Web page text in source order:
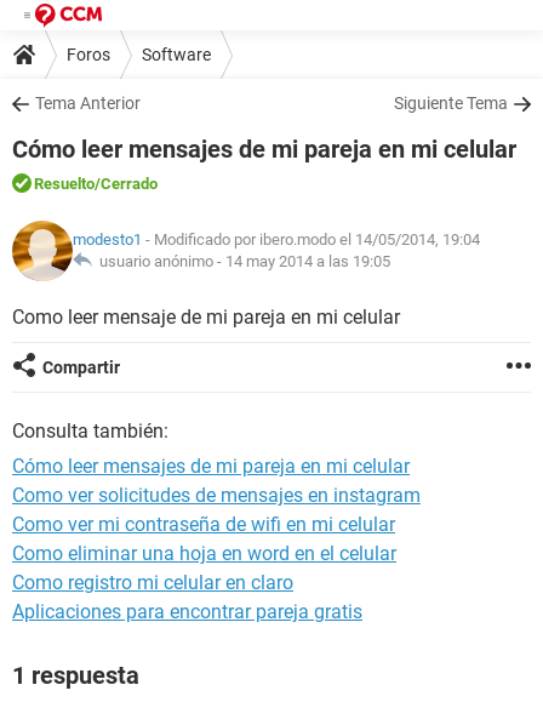
Foros Software
Tema Anterior Siguiente Tema
Cómo leer mensajes de mi pareja en mi celular
Resuelto/Cerrado
modesto1 - Modificado por ibero.modo el 14/05/2014, 19:04
usuario anónimo - 14 may 2014 a las 19:05
Como leer mensaje de mi pareja en mi celular
Compartir
Consulta también:
Cómo leer mensajes de mi pareja en mi celular
Como ver solicitudes de mensajes en instagram
Como ver mi contraseña de wifi en mi celular
Como eliminar una hoja en word en el celular
Como registro mi celular en claro
Aplicaciones para encontrar pareja gratis
1 respuesta